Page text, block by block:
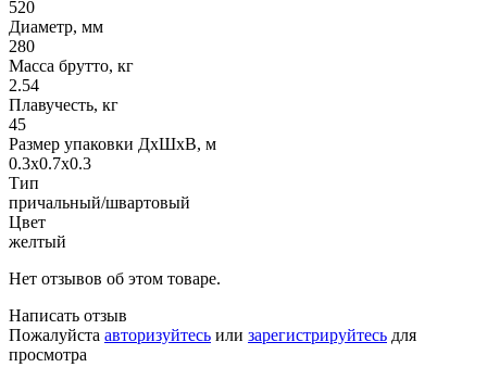
520
Диаметр, мм
280
Масса брутто, кг
2.54
Плавучесть, кг
45
Размер упаковки ДхШхВ, м
0.3x0.7x0.3
Тип
причальный/швартовый
Цвет
желтый
Нет отзывов об этом товаре.
Написать отзыв
Пожалуйста авторизуйтесь или зарегистрируйтесь для
просмотра